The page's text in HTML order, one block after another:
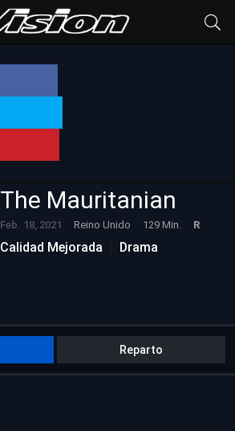
The Mauritanian
Feb. 18, 2021 Reino Unido 129 Min. R
Calidad Mejorada Drama
Reparto